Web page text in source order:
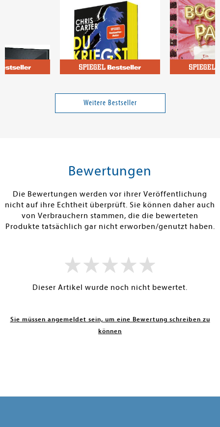
Du kriegst mich nicht
Warenkorb
Weitere Bestseller
Bewertungen
Die Bewertungen werden vor ihrer Veröffentlichung
nicht auf ihre Echtheit überprüft. Sie können daher auch
von Verbrauchern stammen, die die bewerteten
Produkte tatsächlich gar nicht erworben/genutzt haben.
Dieser Artikel wurde noch nicht bewertet.
Sie müssen angemeldet sein, um eine Bewertung schreiben zu
können